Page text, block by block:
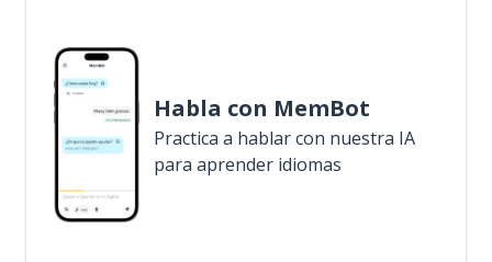
Habla con MemBot
Practica a hablar con nuestra IA
para aprender idiomas